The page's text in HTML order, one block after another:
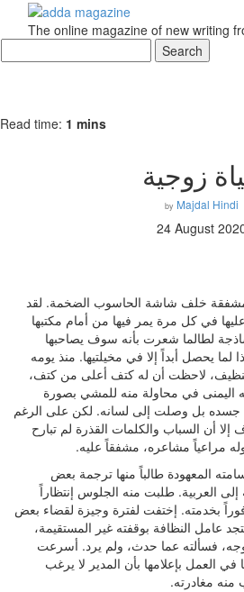
The online magazine of new writing
Read time: 1 mins
زوجية
by Majdal Hindi
24 August
خلف شاشة الحاسوب الضخمة. لقد
عليها في كل مرة يمر فيها من أمام مكتبها
لطالما شعرت بأنه سوف يصاحبها
لما يحصل أبداً إلا في مخيلتيها. منذ يومه
لاحظت أن له كتف أعلى من كتف،
اليمنى في محاولة منه للمشي بصورة
جسده بل وصلت إلى لسانه. لكن على الرغم
أن السباب والكلمات القذرة لم تبارح
مراعياً مشاعره، مشفقاً عليه.
المعهودة طالباً منها ترجمة بعض
العربية. طلبت منه الجلوس إنتظاراً
فوراً بخدمته. إختفت لفترة وجيزة لقضاء بعض
عامل النظافة بوقفته غير المستقيمة،
فسألته عما حدث، ولم يرد. أسرعت
في العمل بإعلامها بأن المدير لا يرغب
مغادرته.